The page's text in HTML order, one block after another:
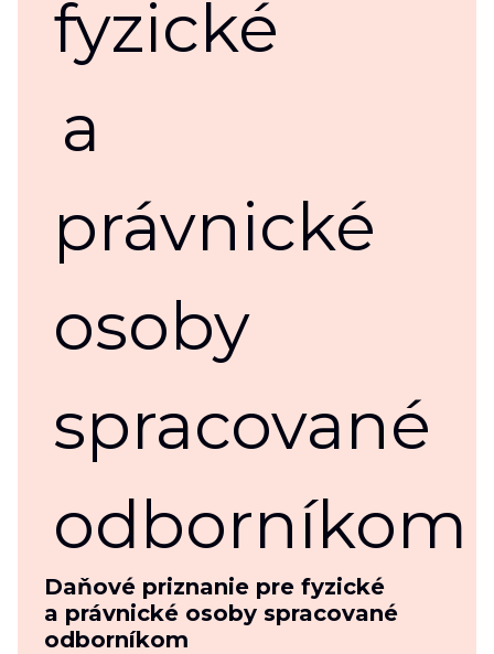
Daňové priznanie pre fyzické
a právnické osoby spracované
odborníkom